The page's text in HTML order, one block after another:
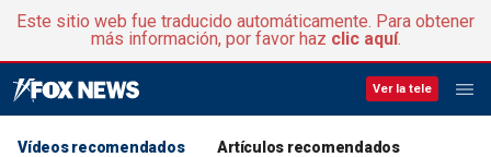
Este sitio web fue traducido automáticamente. Para obtener
más información, por favor haz clic aquí.
Ver la tele
Vídeos recomendados Artículos recomendados